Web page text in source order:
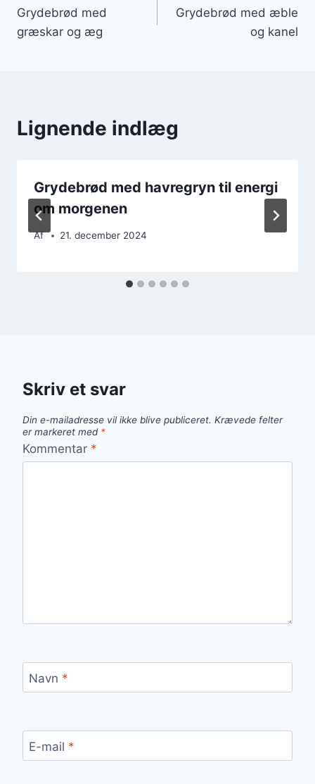
Grydebrød med
græskar og æg
Grydebrød med æble
og kanel
Lignende indlæg
Grydebrød med havregryn til energi
om morgenen
Af 21. december 2024
Skriv et svar
Din e-mailadresse vil ikke blive publiceret. Krævede felter
er markeret med *
Kommentar *
Navn *
E-mail *